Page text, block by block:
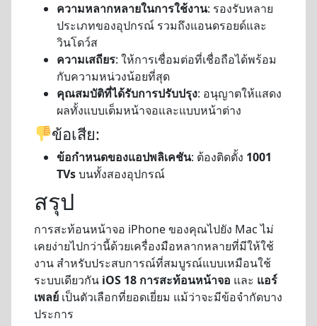
ความหลากหลายในการใช้งาน: รองรับหลาย
ประเภทของอุปกรณ์ รวมถึงแอนดรอยด์และ
วินโดว์ส
ความเสถียร: ให้การเชื่อมต่อที่เชื่อถือได้พร้อม
กับความหน่วงน้อยที่สุด
คุณสมบัติที่ได้รับการปรับปรุง: อนุญาตให้แสดง
ผลทั้งแบบเต็มหน้าจอและแบบหน้าต่าง
ข้อเสีย:
ข้อกำหนดของแอปพลิเคชัน: ต้องติดตั้ง 1001
TVsบนทั้งสองอุปกรณ์
สรุป
การสะท้อนหน้าจอ iPhone ของคุณไปยัง Mac ไม่
เคยง่ายไปกว่านี้ด้วยเครื่องมือหลากหลายที่มีให้ใช้
งาน สำหรับประสบการณ์ที่สมบูรณ์แบบเหมือนใช้
ระบบเดียวกัน iOS 18 การสะท้อนหน้าจอ และ แอร์
เพลย์ เป็นตัวเลือกที่ยอดเยี่ยม แม้ว่าจะมีข้อจำกัดบาง
ประการ